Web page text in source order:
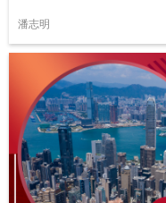
潘志明